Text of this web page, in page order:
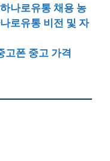
나로유통 채용 농
로유통 비전 및 자
고폰 중고 가격